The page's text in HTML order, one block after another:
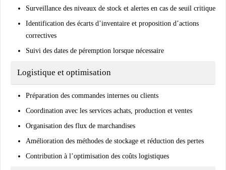
Surveillance des niveaux de stock et alertes en cas de seuil critique
Identification des écarts d’inventaire et proposition d’actions
correctives
Suivi des dates de péremption lorsque nécessaire
Logistique et optimisation
Préparation des commandes internes ou clients
Coordination avec les services achats, production et ventes
Organisation des flux de marchandises
Amélioration des méthodes de stockage et réduction des pertes
Contribution à l’optimisation des coûts logistiques